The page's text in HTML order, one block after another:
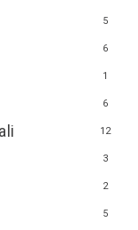
5
6
1
6
12
3
2
5